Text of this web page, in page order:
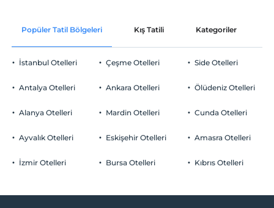
Popüler Tatil Bölgeleri Kış Tatili Kategoriler
İstanbul Otelleri
Antalya Otelleri
Alanya Otelleri
Ayvalık Otelleri
İzmir Otelleri
Çeşme Otelleri
Ankara Otelleri
Mardin Otelleri
Eskişehir Otelleri
Bursa Otelleri
Side Otelleri
Ölüdeniz Otelleri
Cunda Otelleri
Amasra Otelleri
Kıbrıs Otelleri